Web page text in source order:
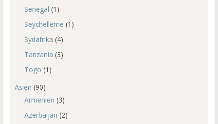
Senegal (1)
Seychellerne (1)
Sydafrika (4)
Tanzania (3)
Togo (1)
Asien (90)
Armenien (3)
Azerbaijan (2)